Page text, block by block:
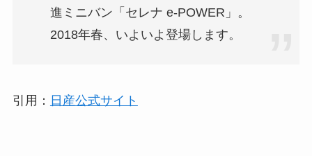
進ミニバン「セレナ e-POWER」。
2018年春、いよいよ登場します。
引用： 日産公式サイト